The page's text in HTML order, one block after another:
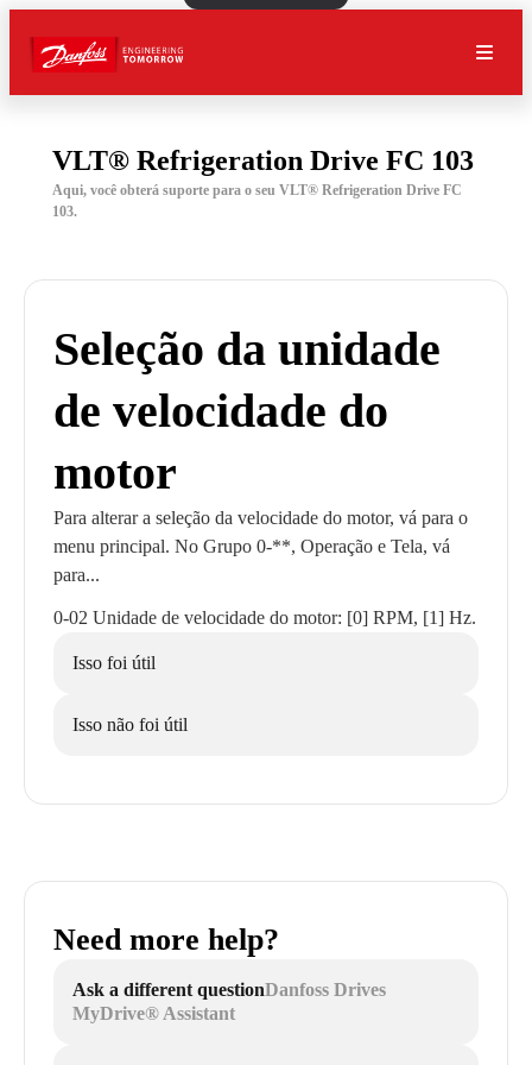
VLT® Refrigeration Drive FC 103
Aqui, você obterá suporte para o seu VLT® Refrigeration Drive FC
103.
Seleção da unidade
de velocidade do
motor
Para alterar a seleção da velocidade do motor, vá para o
menu principal. No Grupo 0-**, Operação e Tela, vá
para...
0-02 Unidade de velocidade do motor: [0] RPM, [1] Hz.
Isso foi útil
Isso não foi útil
Need more help?
Ask a different questionDanfoss Drives
MyDrive® Assistant